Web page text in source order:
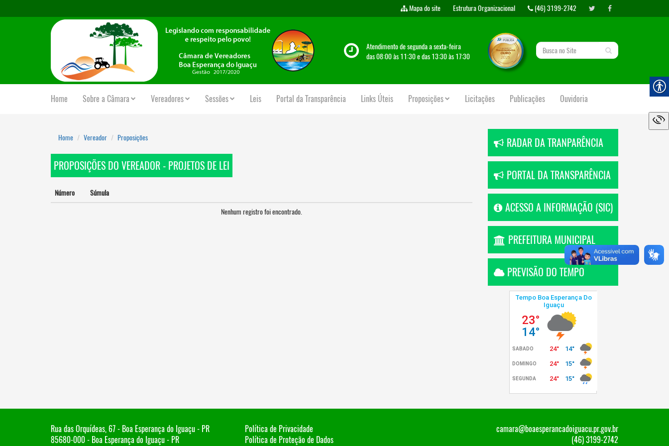
Mapa do site Estrutura Organizacional (46) 3199-2742
Atendimento de segunda a sexta-feira
das 08:00 às 11:30 e das 13:30 às 17:30
Home Sobre a Câmara Vereadores Sessões Leis Portal da Transparência Links Úteis Proposições Licitações Publicações Ouvidoria
Home Vereador Proposições
PROPOSIÇÕES DO VEREADOR - PROJETOS DE LEI
Número
Súmula
Nenhum registro foi encontrado.
RADAR DA TRANPARÊNCIA
PORTAL DA TRANSPARÊNCIA
ACESSO A INFORMAÇÃO (SIC)
PREFEITURA MUNICIPAL
PREVISÃO DO TEMPO
Rua das Orquídeas, 67 - Boa Esperança do Iguaçu - PR
85680-000 - Boa Esperança do Iguaçu - PR
Política de Privacidade
Política de Proteção de Dados
camara@boaesperancadoiguacu.pr.gov.br
(46) 3199-2742